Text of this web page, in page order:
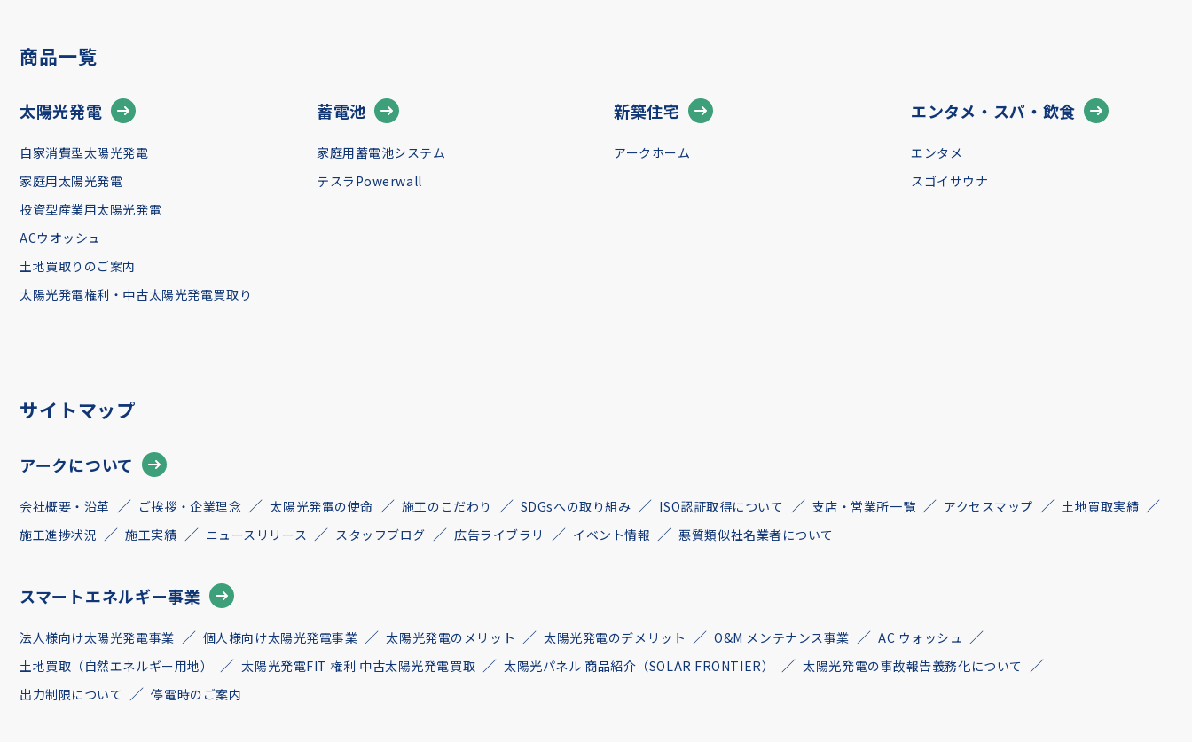
商品一覧
太陽光発電
自家消費型太陽光発電
家庭用太陽光発電
投資型産業用太陽光発電
ACウオッシュ
土地買取りのご案内
太陽光発電権利・中古太陽光発電買取り
蓄電池
家庭用蓄電池システム
テスラPowerwall
新築住宅
アークホーム
エンタメ・スパ・飲食
エンタメ
スゴイサウナ
サイトマップ
アークについて
会社概要・沿革 ご挨拶・企業理念 太陽光発電の使命 施工のこだわり SDGsへの取り組み ISO認証取得について 支店・営業所一覧 アクセスマップ
土地買取実績
施工進捗状況
施工実績 ニュースリリース スタッフブログ 広告ライブラリ イベント情報 悪質類似社名業者について
スマートエネルギー事業
法人様向け太陽光発電事業 個人様向け太陽光発電事業 太陽光発電のメリット 太陽光発電のデメリット O&M メンテナンス事業
AC ウォッシュ
土地買取（自然エネルギー用地）
太陽光発電FIT 権利 中古太陽光発電買取 太陽光パネル 商品紹介（SOLAR FRONTIER）
太陽光発電の事故報告義務化について
出力制限について
停電時のご案内